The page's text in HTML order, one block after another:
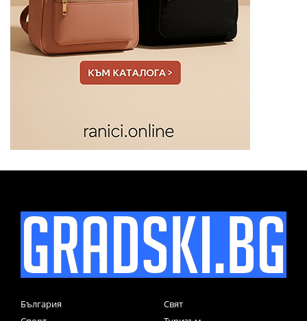
България
Свят